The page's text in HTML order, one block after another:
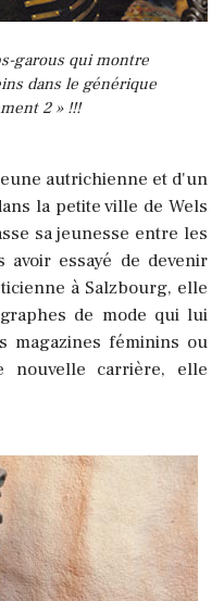
garous qui montre
dans le générique
2 » !!!
autrichienne et d'un
la petite ville de Wels
sa jeunesse entre les
essayé de devenir
à Salzbourg, elle
de mode qui lui
magazines féminins ou
nouvelle carrière, elle